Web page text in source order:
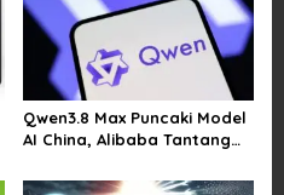
Qwen3.8 Max Puncaki Model
AI China, Alibaba Tantang